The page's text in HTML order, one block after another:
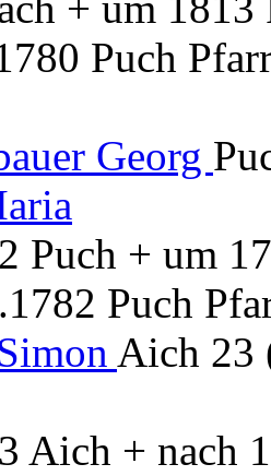
Puch
Georg
Puch + um
Puch
Aich 23
Aich + nach